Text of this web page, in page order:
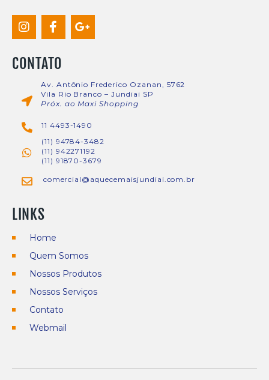
CONTATO
Av. Antônio Frederico Ozanan, 5762
Vila Rio Branco – Jundiai SP
Próx. ao Maxi Shopping
11 4493-1490
(11) 94784-3482
(11) 942271192
(11) 91870-3679
comercial@aquecemaisjundiai.com.br
LINKS
Home
Quem Somos
Nossos Produtos
Nossos Serviços
Contato
Webmail